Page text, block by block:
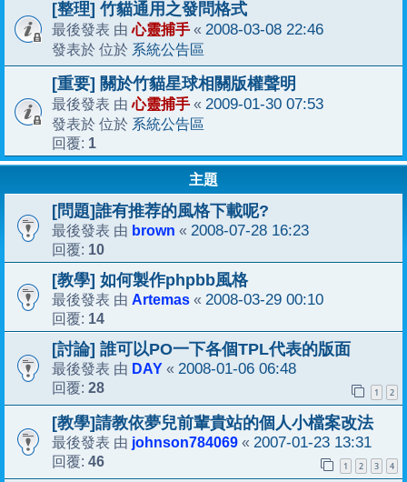
[整理] 竹貓通用之發問格式
最後發表 由心靈捕手 « 2008-03-08 22:46
發表於 位於 系統公告區
[重要] 關於竹貓星球相關版權聲明
最後發表 由心靈捕手 « 2009-01-30 07:53
發表於 位於 系統公告區
回覆: 1
主題
[問題]誰有推荐的風格下載呢?
最後發表 由 brown « 2008-07-28 16:23
回覆: 10
[教學] 如何製作phpbb風格
最後發表 由 Artemas « 2008-03-29 00:10
回覆: 14
[討論] 誰可以PO一下各個TPL代表的版面
最後發表 由 DAY « 2008-01-06 06:48
回覆: 28 1 2
[教學]請教依夢兒前輩貴站的個人小檔案改法
最後發表 由 johnson784069 « 2007-01-23 13:31
回覆: 46 1 2 3 4